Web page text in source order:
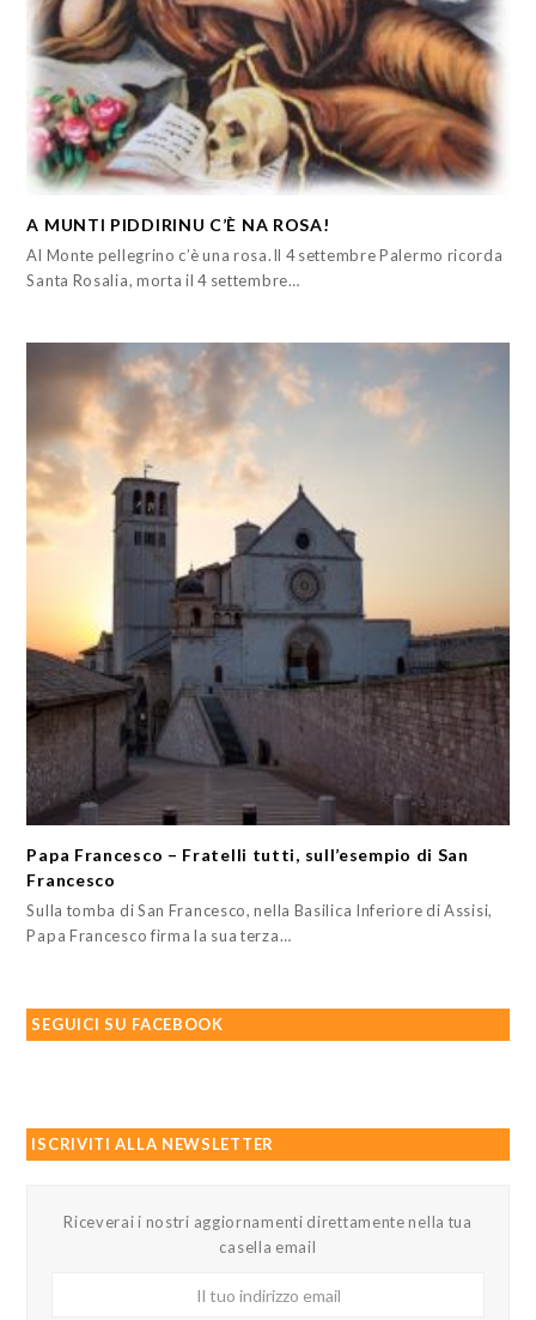
A MUNTI PIDDIRINU C’È NA ROSA!
Al Monte pellegrino c’è una rosa.Il 4 settembre Palermo ricorda
Santa Rosalia, morta il 4 settembre…
Papa Francesco – Fratelli tutti, sull’esempio di San
Francesco
Sulla tomba di San Francesco, nella Basilica Inferiore di Assisi,
Papa Francesco firma la sua terza…
SEGUICI SU FACEBOOK
ISCRIVITI ALLA NEWSLETTER
Riceverai i nostri aggiornamenti direttamente nella tua
casella email